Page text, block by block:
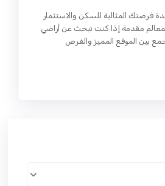
فرصتك المثالية للسكن والاستثمار
مقدمة إذا كنت تبحث عن أراضي
بين الموقع المميز والفرص